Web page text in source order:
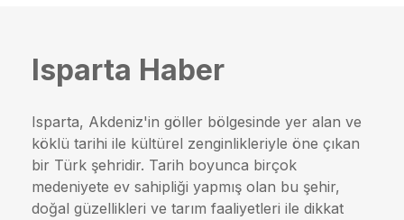
Isparta Haber
Isparta, Akdeniz'in göller bölgesinde yer alan ve
köklü tarihi ile kültürel zenginlikleriyle öne çıkan
bir Türk şehridir. Tarih boyunca birçok
medeniyete ev sahipliği yapmış olan bu şehir,
doğal güzellikleri ve tarım faaliyetleri ile dikkat